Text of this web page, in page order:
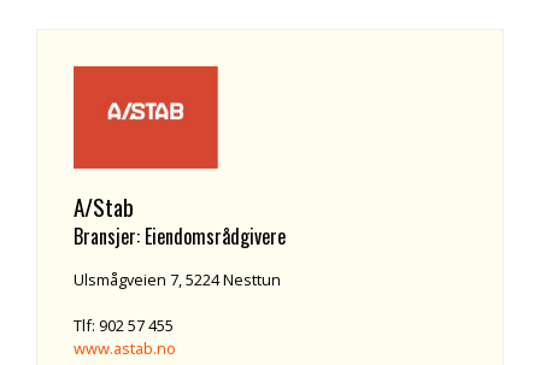
A/Stab
Bransjer: Eiendomsrådgivere
Ulsmågveien 7, 5224 Nesttun
Tlf: 902 57 455
www.astab.no